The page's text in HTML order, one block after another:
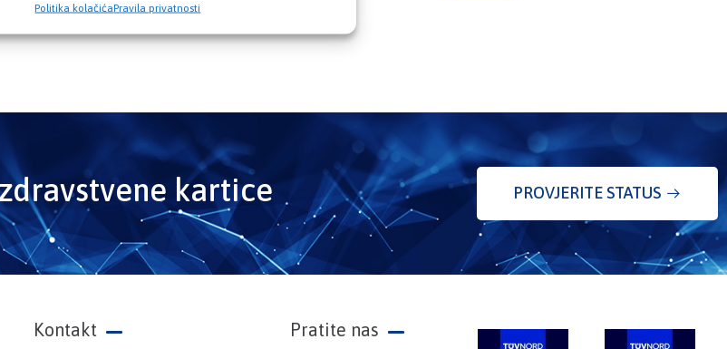
Politika kolačićaPravila privatnosti
kartice PROVJERITE STATUS
Kontakt Pratite nas